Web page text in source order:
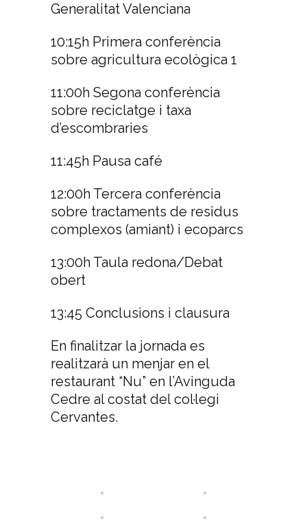
Generalitat Valenciana
10:15h Primera conferència
sobre agricultura ecològica 1
11:00h Segona conferència
sobre reciclatge i taxa
d’escombraries
11:45h Pausa café
12:00h Tercera conferència
sobre tractaments de residus
complexos (amiant) i ecoparcs
13:00h Taula redona/Debat
obert
13:45 Conclusions i clausura
En finalitzar la jornada es
realitzarà un menjar en el
restaurant “Nu” en l’Avinguda
Cedre al costat del col·legi
Cervantes.